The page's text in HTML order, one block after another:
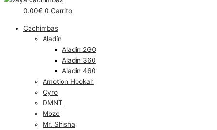
0.00€ 0 Carrito
Cachimbas
Aladín
Aladin 2GO
Aladin 360
Aladin 460
Amotion Hookah
Cyro
DMNT
Moze
Mr. Shisha